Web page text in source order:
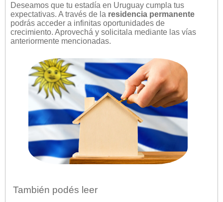
Deseamos que tu estadía en Uruguay cumpla tus
expectativas. A través de la residencia permanente
podrás acceder a infinitas oportunidades de
crecimiento. Aprovechá y solicitala mediante las vías
anteriormente mencionadas.
También podés leer